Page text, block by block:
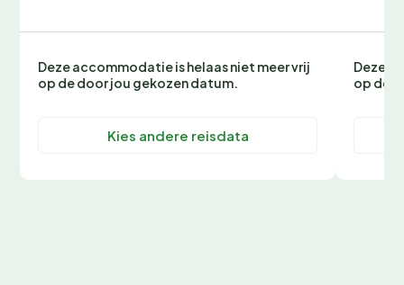
Deze accommodatie is helaas niet meer vrij
op de door jou gekozen datum.
Kies andere reisdata
Deze
op de